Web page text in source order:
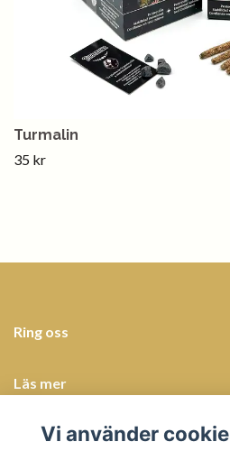
Turmalin
35 kr
Ring oss
Läs mer
Sociala medier
Vi använder